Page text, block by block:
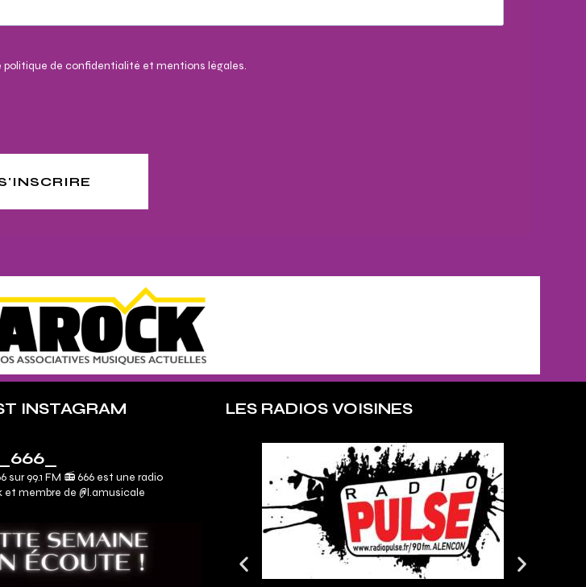
de confidentialité et mentions légales.
INSTAGRAM
sur 99.1 FM 📻666 est une radio
et membre de @l.amusicale
LES RADIOS VOISINES